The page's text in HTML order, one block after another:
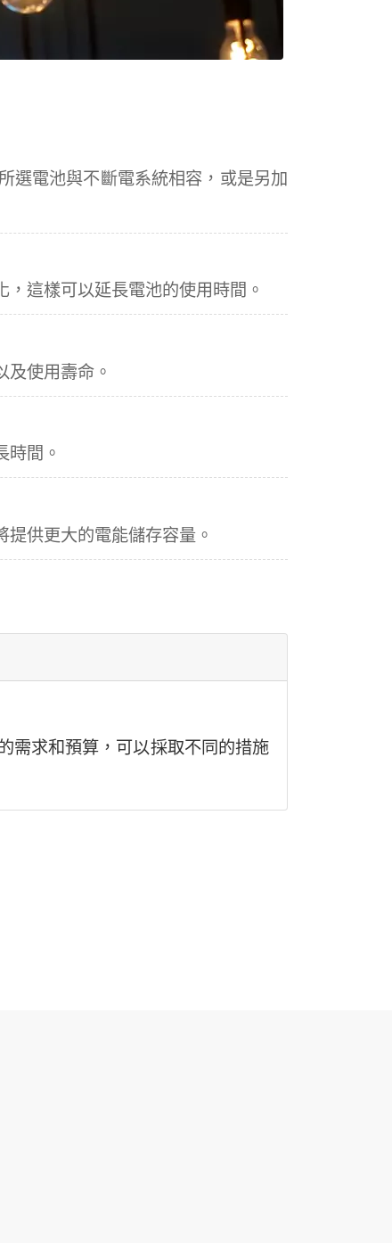
選電池與不斷電系統相容，或是另加
這樣可以延長電池的使用時間。
使用壽命。
間。
供更大的電能儲存容量。
需求和預算，可以採取不同的措施